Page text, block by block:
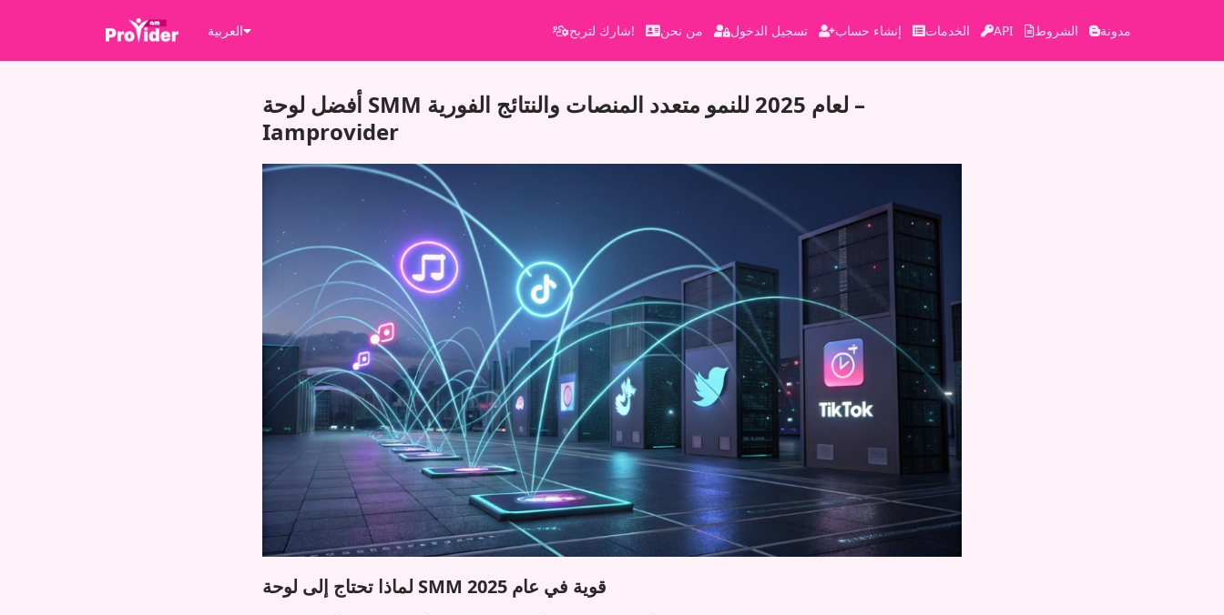
العربية شارك لتربح! من نحن تسجيل الدخول إنشاء حساب الخدمات API الشروط مدونة
أفضل لوحة SMM لعام 2025 للنمو متعدد المنصات والنتائج الفورية –
Iamprovider
لماذا تحتاج إلى لوحة SMM قوية في عام 2025